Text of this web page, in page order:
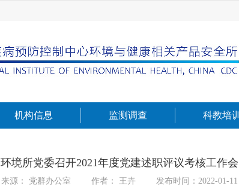
机构信息 监测调查 科教培训
环境所党委召开2021年度党建述职评议考核工作会
来源： 党群办公室 作者： 王卉 发布时间：2022-01-11